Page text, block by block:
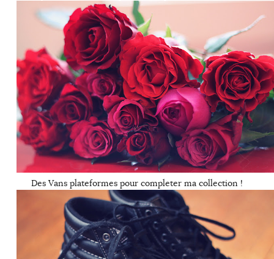
Des Vans plateformes pour completer ma collection !